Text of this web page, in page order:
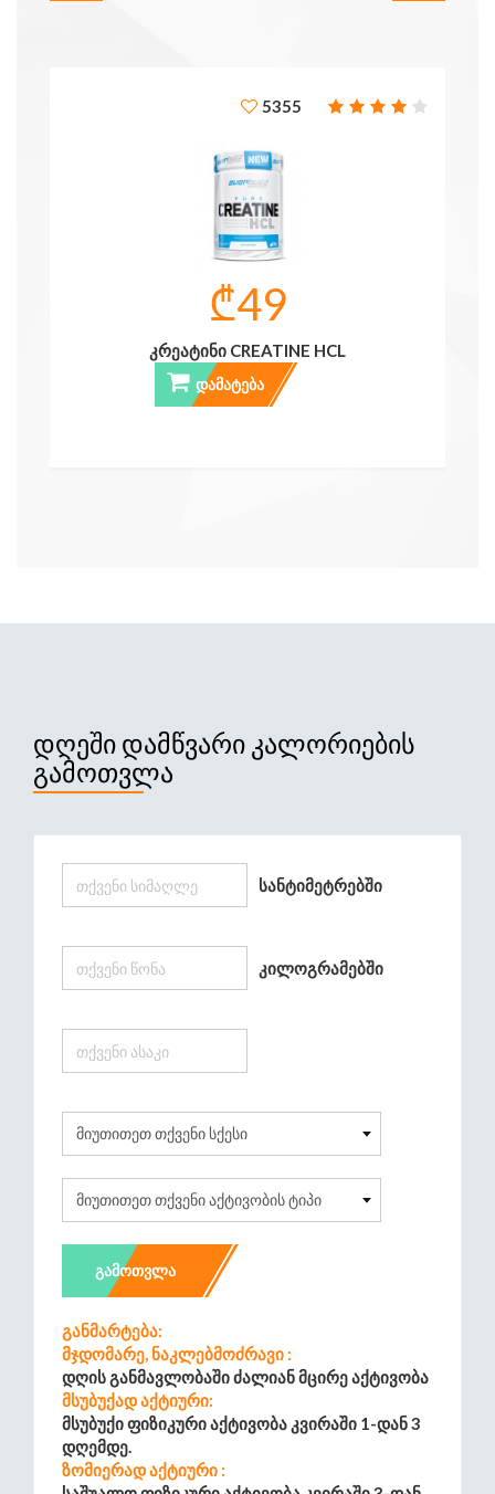
ღონისძიებები და სიახლეები5355
₾49
ᲙᲠᲔᲐᲢᲘᲜᲘ CREATINE HCL
ᲓᲐᲛᲐᲢᲔᲑᲐ
ᲓᲦᲔᲨᲘ ᲓᲐᲛᲬᲕᲐᲠᲘ ᲙᲐᲚᲝᲠᲘᲔᲑᲘᲡ
ᲒᲐᲛᲝᲗᲕᲚᲐ
Სანტიმეტრებში
Კილოგრამებში
ᲒᲐᲛᲝᲗᲕᲚᲐ
Განმარტება:
Მჯდომარე, Ნაკლებმოძრავი :
Დღის Განმავლობაში Ძალიან Მცირე Აქტივობა
Მსუბუქად Აქტიური:
Მსუბუქი Ფიზიკური Აქტივობა Კვირაში 1-Დან 3
Დღემდე.
Ზომიერად Აქტიური :